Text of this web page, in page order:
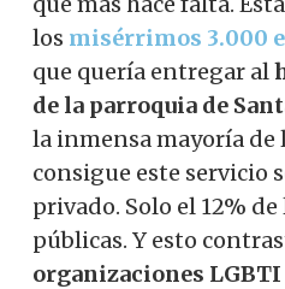
los misérrimos 3.000
que quería entregar al
de la parroquia de
la inmensa mayoría de
consigue este servicio
privado. Solo el 12%
públicas. Y esto
organizaciones